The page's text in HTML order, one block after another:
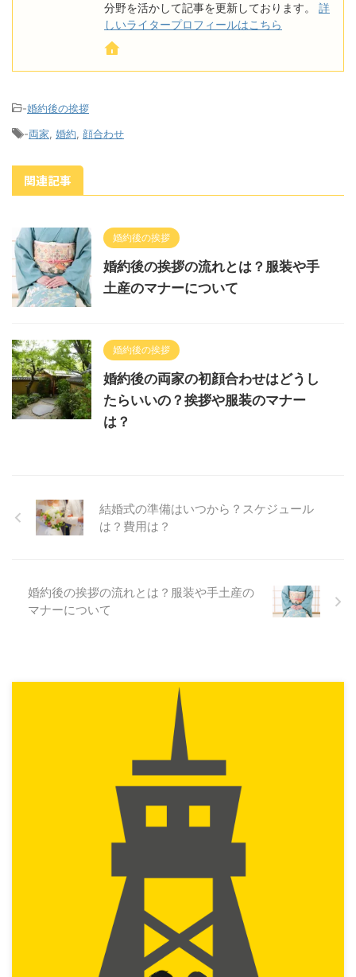
分野を活かして記事を更新しております。 詳
しいライタープロフィールはこちら
-婚約後の挨拶
-両家, 婚約, 顔合わせ
関連記事
婚約後の挨拶
婚約後の挨拶の流れとは？服装や手
土産のマナーについて
婚約後の挨拶
婚約後の両家の初顔合わせはどうし
たらいいの？挨拶や服装のマナー
は？
結婚式の準備はいつから？スケジュール
は？費用は？
婚約後の挨拶の流れとは？服装や手土産の
マナーについて